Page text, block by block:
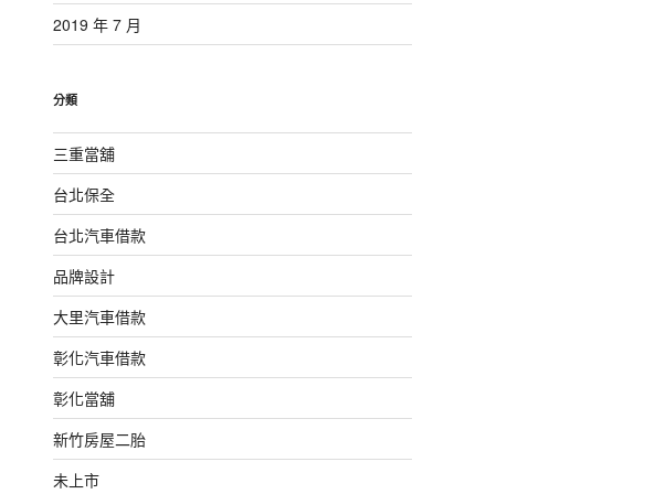
2019 年 7 月
分類
三重當舖
台北保全
台北汽車借款
品牌設計
大里汽車借款
彰化汽車借款
彰化當舖
新竹房屋二胎
未上市